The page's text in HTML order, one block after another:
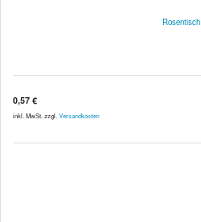
Rosentisch
0,57 €
inkl. MwSt. zzgl. Versandkosten